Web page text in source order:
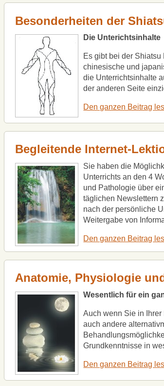
Besonderheiten der
Die Unterichtsinhalte
Es gibt bei der
chinesische und
die Unterrichtsinhalte
der anderen Seite
Den ganzen Beitrag
Begleitende Internet-
Sie haben die
Unterrichts an den 4
und Pathologie über
täglichen Newslettern
nach der persönliche
Weitergabe von
Den ganzen Beitrag
Anatomie, Physiologie
Wesentlich für ein
Auch wenn Sie in
auch andere
Grundkenntnisse in
Den ganzen Beitrag